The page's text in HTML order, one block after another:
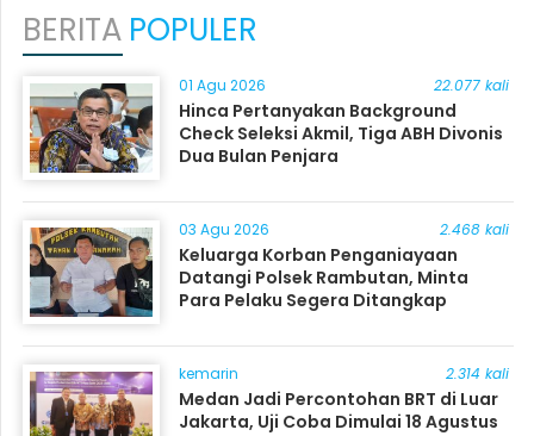
BERITA POPULER
01 Agu 2026 22.077 kali
Hinca Pertanyakan Background
Check Seleksi Akmil, Tiga ABH Divonis
Dua Bulan Penjara
03 Agu 2026 2.468 kali
Keluarga Korban Penganiayaan
Datangi Polsek Rambutan, Minta
Para Pelaku Segera Ditangkap
kemarin 2.314 kali
Medan Jadi Percontohan BRT di Luar
Jakarta, Uji Coba Dimulai 18 Agustus